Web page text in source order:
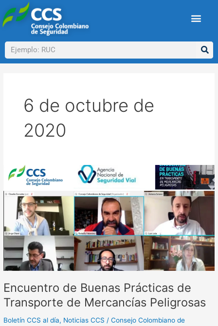
al
contenido
Buscar
6 de octubre de
2020
Encuentro de Buenas Prácticas de
Transporte de Mercancías Peligrosas
Boletín CCS al día, Noticias CCS /Consejo Colombiano de
Encuentro
de
Buenas
Prácticas
Transporte
de
Mercancías
Peligrosas